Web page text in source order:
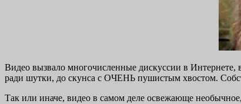
Видео вызвало многочисленные дискуссии в Интернете,
ради шутки, до скунса с ОЧЕНЬ пушистым хвостом.
Так или иначе, видео в самом деле освежающе